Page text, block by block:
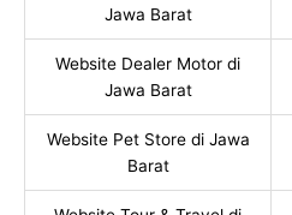
Jawa Barat
Website Dealer Motor di
Jawa Barat
Website Pet Store di Jawa
Barat